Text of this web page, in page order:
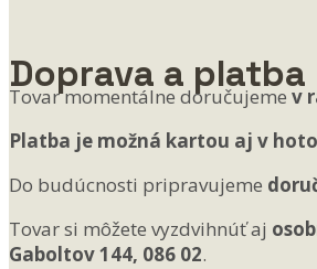
Doprava a platba
Tovar momentálne doručujeme v
Platba je možná kartou aj v
Do budúcnosti pripravujeme
Tovar si môžete vyzdvihnúť aj
Gaboltov 144, 086 02.